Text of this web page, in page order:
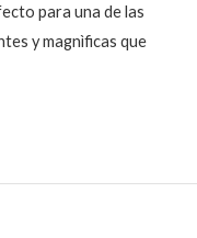
para una de las
y magnìficas que